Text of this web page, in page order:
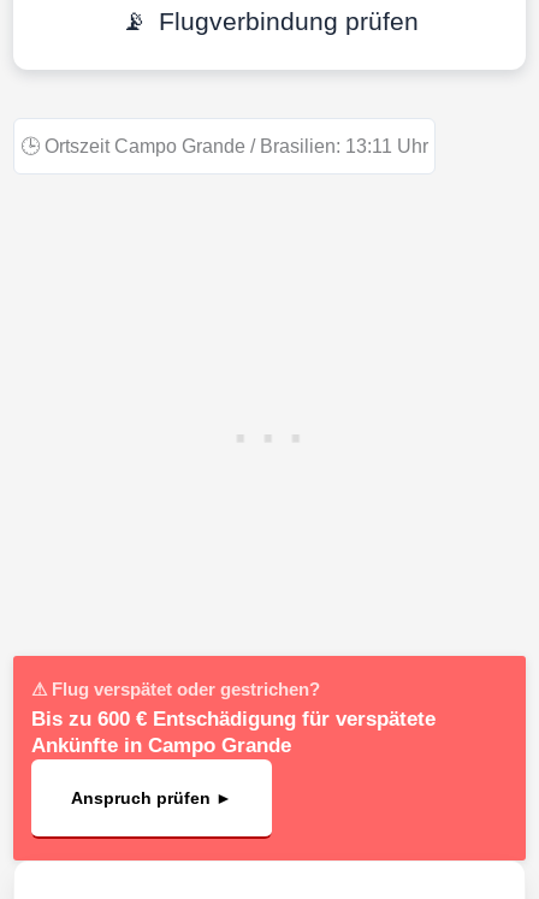
📡 Flugverbindung prüfen
🕒 Ortszeit Campo Grande / Brasilien: 13:11 Uhr
⚠ Flug verspätet oder gestrichen?
Bis zu 600 € Entschädigung für verspätete
Ankünfte in Campo Grande
Anspruch prüfen ►